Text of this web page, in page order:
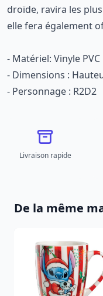
droïde, ravira les
elle fera également
- Matériel: Vinyle PVC
- Dimensions :
- Personnage : R2D2
Livraison rapide
De la même